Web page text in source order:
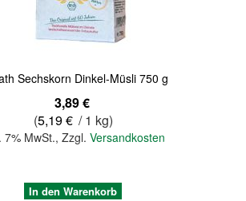
Sechskorn Dinkel-Müsli 750 g
3,89 €
(5,19 € / 1 kg)
7% MwSt.,Zzgl.Versandkosten
In den Warenkorb